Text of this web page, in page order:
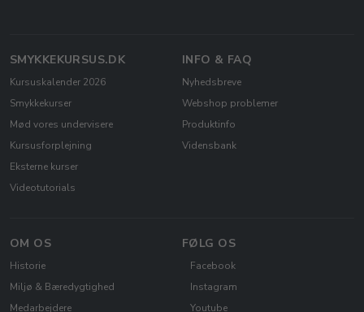
SMYKKEKURSUS.DK
Kursuskalender 2026
Smykkekurser
Mød vores undervisere
Kursusforplejning
Eksterne kurser
Videotutorials
INFO & FAQ
Nyhedsbreve
Webshop problemer
Produktinfo
Vidensbank
OM OS
Historie
Miljø & Bæredygtighed
Medarbejdere
FØLG OS
Facebook
Instagram
Youtube